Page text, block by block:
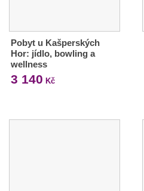
Pobyt u Kašperských
Hor: jídlo, bowling a
wellness
3 140 Kč